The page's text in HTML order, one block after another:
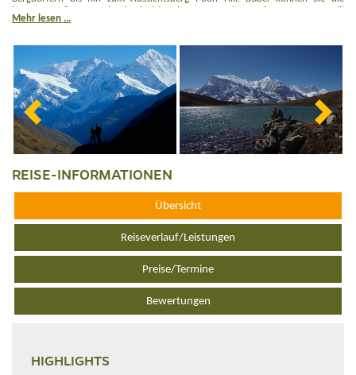
erlebt man nochmals den tollen Ausblick auf die komplette Himalaya-Kette mit
wir Ihnen einen Abstecher in den Chitwan Nationalpark bzw. den Royal Bardia
Mehr lesen ...
REISE-INFORMATIONEN
Übersicht
Reiseverlauf/Leistungen
Preise/Termine
Bewertungen
HIGHLIGHTS